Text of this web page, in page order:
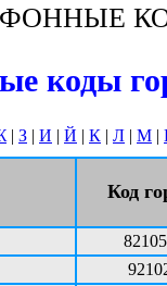
коды
| З | И | Й | К | Л | М |
Код